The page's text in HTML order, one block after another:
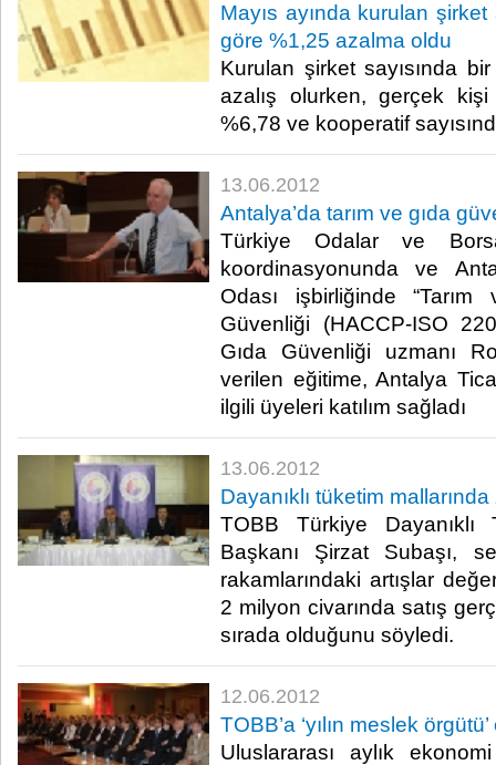
Mayıs ayında kurulan
göre %1,25 azalma oldu
Kurulan şirket sayısında
azalış olurken, gerçek kişi
%6,78 ve kooperatif
13.06.2012
Antalya’da tarım ve gıda
Türkiye Odalar ve
koordinasyonunda ve
Odası işbirliğinde
Güvenliği (HACCP-ISO
Gıda Güvenliği uzmanı
verilen eğitime, Antalya
ilgili üyeleri katılım sağladı​ ​
13.06.2012
Dayanıklı tüketim
TOBB Türkiye Dayanıklı
Başkanı Şirzat Subaşı,
rakamlarındaki artışlar
2 milyon civarında satış
sırada olduğunu söyledi.​ ​
12.06.2012
TOBB’a ‘yılın meslek
Uluslararası aylık